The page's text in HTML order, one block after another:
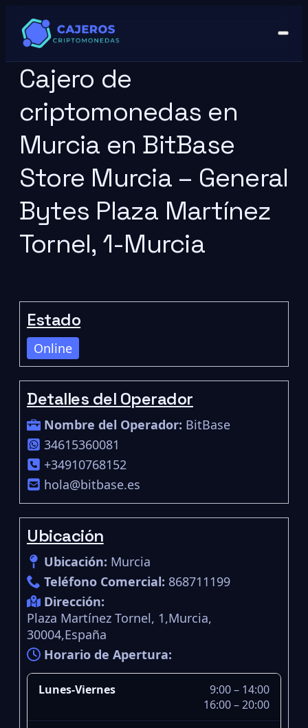
Cajero de
criptomonedas en
Murcia en BitBase
Store Murcia – General
Bytes Plaza Martínez
Tornel, 1-Murcia
Estado
Online
Detalles del Operador
Nombre del Operador: BitBase
34615360081
+34910768152
hola@bitbase.es
Ubicación
Ubicación: Murcia
Teléfono Comercial: 868711199
Dirección:
Plaza Martínez Tornel, 1,Murcia,
30004,España
Horario de Apertura:
Lunes-Viernes
9:00 – 14:00
16:00 – 20:00